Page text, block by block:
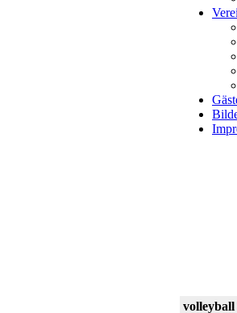
volleyball